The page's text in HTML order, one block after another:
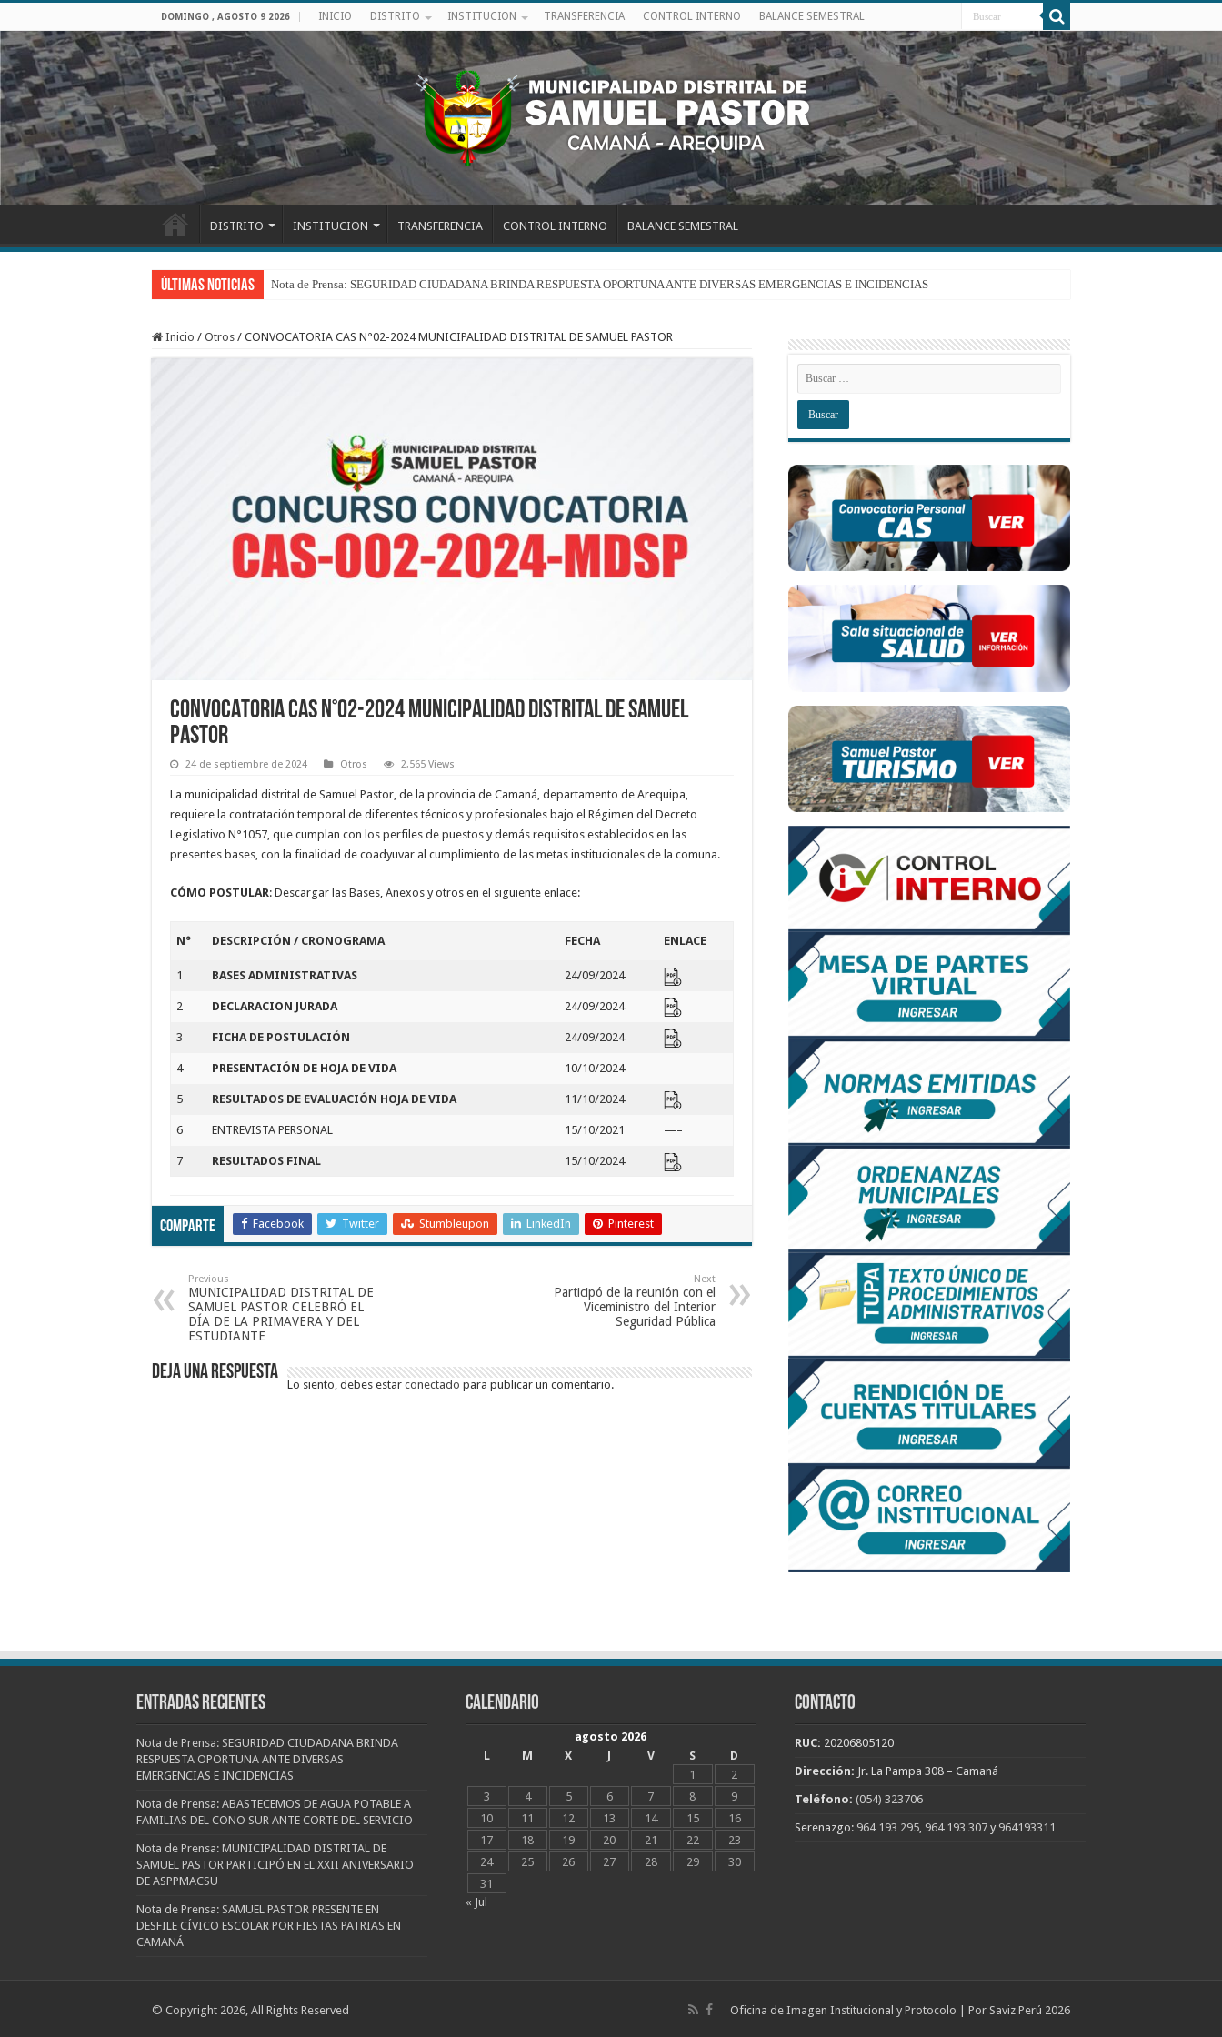
DOMINGO , AGOSTO 9 2026 INICIO DISTRITO INSTITUCION TRANSFERENCIA CONTROL INTERNO BALANCE SEMESTRAL
DISTRITO INSTITUCION TRANSFERENCIA CONTROL INTERNO BALANCE SEMESTRAL
Últimas Noticias Nota de Prensa: SEGURIDAD CIUDADANA BRINDA RESPUESTA OPORTUNA ANTE DIVERSAS EMERGENCIAS E INCIDENCIAS
Inicio / Otros / CONVOCATORIA CAS N°02-2024 MUNICIPALIDAD DISTRITAL DE SAMUEL PASTOR
CONVOCATORIA CAS N°02-2024 MUNICIPALIDAD DISTRITAL DE SAMUEL
PASTOR
24 de septiembre de 2024 Otros 2,565 Views
La municipalidad distrital de Samuel Pastor, de la provincia de Camaná, departamento de Arequipa,
requiere la contratación temporal de diferentes técnicos y profesionales bajo el Régimen del Decreto
Legislativo N°1057, que cumplan con los perfiles de puestos y demás requisitos establecidos en las
presentes bases, con la finalidad de coadyuvar al cumplimiento de las metas institucionales de la comuna.
CÓMO POSTULAR: Descargar las Bases, Anexos y otros en el siguiente enlace:
N° DESCRIPCIÓN / CRONOGRAMA FECHA ENLACE
1 BASES ADMINISTRATIVAS 24/09/2024
2 DECLARACION JURADA 24/09/2024
3 FICHA DE POSTULACIÓN 24/09/2024
4 PRESENTACIÓN DE HOJA DE VIDA 10/10/2024 —–
5 RESULTADOS DE EVALUACIÓN HOJA DE VIDA 11/10/2024
6 ENTREVISTA PERSONAL 15/10/2021 —–
7 RESULTADOS FINAL 15/10/2024
Comparte Facebook Twitter Stumbleupon LinkedIn Pinterest
Previous
MUNICIPALIDAD DISTRITAL DE
SAMUEL PASTOR CELEBRÓ EL
DÍA DE LA PRIMAVERA Y DEL
ESTUDIANTE
Next
Participó de la reunión con el
Viceministro del Interior
Seguridad Pública
Deja una respuesta
Lo siento, debes estar conectado para publicar un comentario.
Entradas recientes
Nota de Prensa: SEGURIDAD CIUDADANA BRINDA
RESPUESTA OPORTUNA ANTE DIVERSAS
EMERGENCIAS E INCIDENCIAS
Nota de Prensa: ABASTECEMOS DE AGUA POTABLE A
FAMILIAS DEL CONO SUR ANTE CORTE DEL SERVICIO
Nota de Prensa: MUNICIPALIDAD DISTRITAL DE
SAMUEL PASTOR PARTICIPÓ EN EL XXII ANIVERSARIO
DE ASPPMACSU
Nota de Prensa: SAMUEL PASTOR PRESENTE EN
DESFILE CÍVICO ESCOLAR POR FIESTAS PATRIAS EN
CAMANÁ
CALENDARIO
agosto 2026
L
M X J V S
D
1
2
3
4 5 6 7 8
9
10
11 12 13 14 15
16
17
18 19 20 21 22
23
24
25 26 27 28 29
30
31
« Jul
CONTACTO
RUC: 20206805120
Dirección: Jr. La Pampa 308 – Camaná
Teléfono: (054) 323706
Serenazgo: 964 193 295 964 193 307 y 964193311
Oficina de Imagen Institucional y Protocolo | Por Saviz Perú 2026
© Copyright 2026, All Rights Reserved